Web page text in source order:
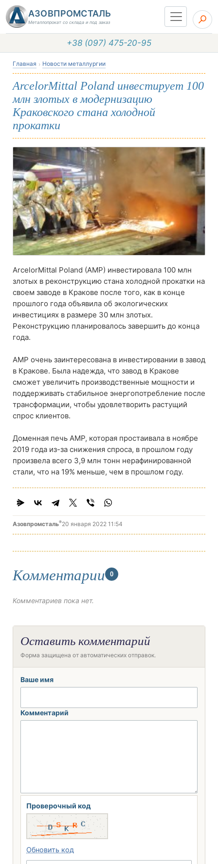
АЗОВПРОМСТАЛЬ
Металлопрокат со склада и под заказ
+38 (097) 475-20-95
Главная Новости металлургии
ArcelorMittal Poland инвестирует 100
млн злотых в модернизацию
Краковского стана холодной
прокатки
ArcelorMittal Poland (AMP) инвестировала 100 млн
злотых в реконструкцию стана холодной прокатки на
своем заводе в Кракове после того, как в конце
прошлого года объявила об экологических
инвестициях в размере 30 млн злотых.
Реконструкцию планировалось завершить до конца
года.
AMP очень заинтересована в инвестировании в завод
в Кракове. Была надежда, что завод в Кракове
сможет увеличить производственные мощности и
поддерживать стабильное энергопотребление после
трансформации, чтобы удовлетворить растущий
спрос клиентов.
Доменная печь AMP, которая простаивала в ноябре
2019 года из-за снижения спроса, в прошлом году
произвела всего 3,9 млн тонн нерафинированной
стали, что на 19% меньше, чем в прошлом году.
Азовпромсталь®20 января 2022 11:54
Комментарии 0
Комментариев пока нет.
Оставить комментарий
Форма защищена от автоматических отправок.
Ваше имя
Комментарий
Проверочный код
Обновить код